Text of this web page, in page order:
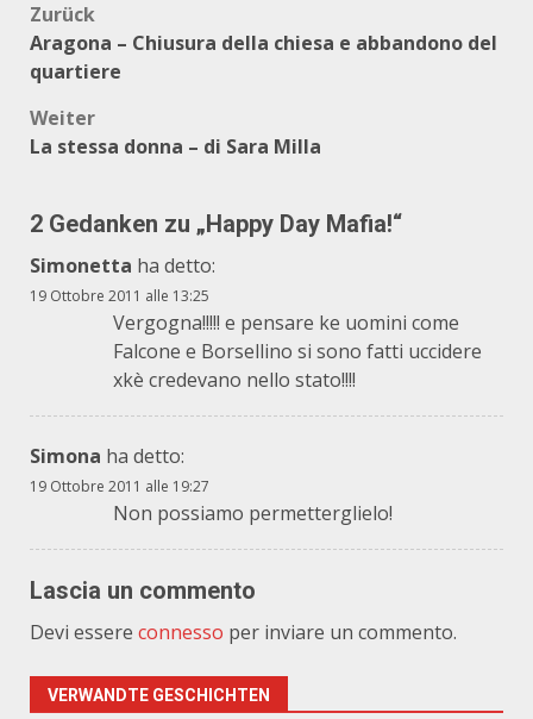
Beitragsnavigation
Zurück
Aragona – Chiusura della chiesa e abbandono del
quartiere
Weiter
La stessa donna – di Sara Milla
2 Gedanken zu „Happy Day Mafia!“
Simonetta ha detto:
19 Ottobre 2011 alle 13:25
Vergogna!!!!! e pensare ke uomini come
Falcone e Borsellino si sono fatti uccidere
xkè credevano nello stato!!!!
Simona ha detto:
19 Ottobre 2011 alle 19:27
Non possiamo permetterglielo!
Lascia un commento
Devi essere connesso per inviare un commento.
VERWANDTE GESCHICHTEN